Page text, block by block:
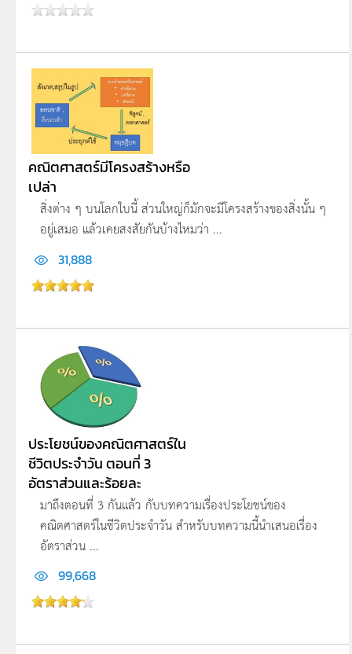
คณิตศาสตร์มีโครงสร้างหรือ
เปล่า
สิ่งต่าง ๆ บนโลกใบนี้ ส่วนใหญ่ก็มักจะมีโครงสร้างของสิ่งนั้น ๆ
อยู่เสมอ แล้วเคยสงสัยกันบ้างไหมว่า ...
31,888
ประโยชน์ของคณิตศาสตร์ใน
ชีวิตประจำวัน ตอนที่ 3
อัตราส่วนและร้อยละ
มาถึงตอนที่ 3 กันแล้ว กับบทความเรื่องประโยชน์ของ
คณิตศาสตร์ในชีวิตประจำวัน สำหรับบทความนี้นำเสนอเรื่อง
อัตราส่วน ...
99,668